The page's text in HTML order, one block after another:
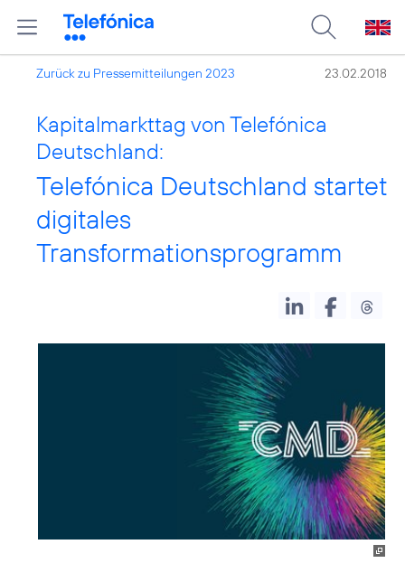
Zurück zu Pressemitteilungen 2023 23.02.2018
Kapitalmarkttag von Telefónica
Deutschland:
Telefónica Deutschland startet
digitales
Transformationsprogramm